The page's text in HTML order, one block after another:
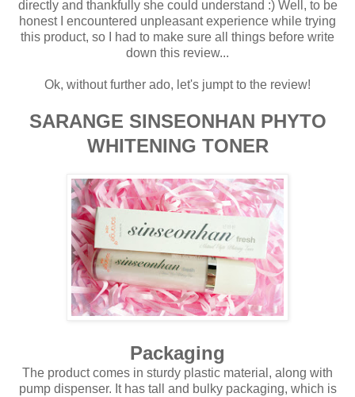
directly and thankfully she could understand :) Well, to be
honest I encountered unpleasant experience while trying
this product, so I had to make sure all things before write
down this review...
Ok, without further ado, let's jumpt to the review!
SARANGE SINSEONHAN PHYTO
WHITENING TONER
Packaging
The product comes in sturdy plastic material, along with
pump dispenser. It has tall and bulky packaging, which is